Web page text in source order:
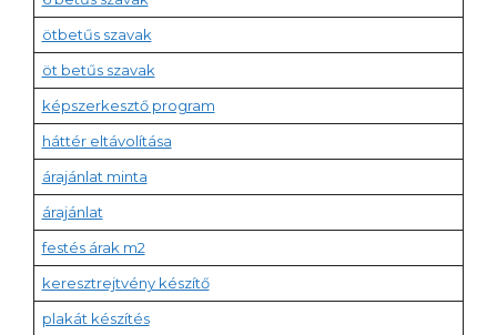
ötbetűs szavak
öt betűs szavak
képszerkesztő program
háttér eltávolítása
árajánlat minta
árajánlat
festés árak m2
keresztrejtvény készítő
plakát készítés